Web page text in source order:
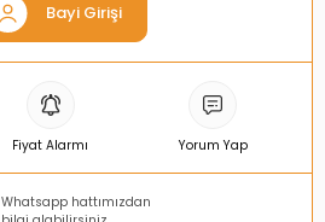
Bayi Girişi
Fiyat Alarmı Yorum Yap
Whatsapp hattımızdan